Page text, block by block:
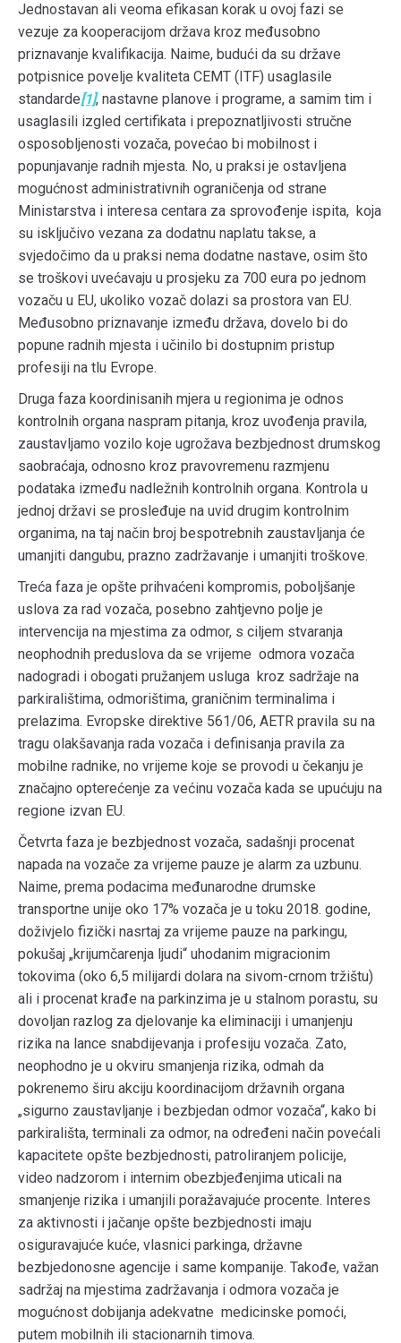
Jednostavan ali veoma efikasan korak u ovoj fazi se
vezuje za kooperacijom država kroz međusobno
priznavanje kvalifikacija. Naime, budući da su države
potpisnice povelje kvaliteta CEMT (ITF) usaglasile
standarde[1], nastavne planove i programe, a samim tim i
usaglasili izgled certifikata i prepoznatljivosti stručne
osposobljenosti vozača, povećao bi mobilnost i
popunjavanje radnih mjesta. No, u praksi je ostavljena
mogućnost administrativnih ograničenja od strane
Ministarstva i interesa centara za sprovođenje ispita, koja
su isključivo vezana za dodatnu naplatu takse, a
svjedočimo da u praksi nema dodatne nastave, osim što
se troškovi uvećavaju u prosjeku za 700 eura po jednom
vozaču u EU, ukoliko vozač dolazi sa prostora van EU.
Međusobno priznavanje između država, dovelo bi do
popune radnih mjesta i učinilo bi dostupnim pristup
profesiji na tlu Evrope.
Druga faza koordinisanih mjera u regionima je odnos
kontrolnih organa naspram pitanja, kroz uvođenja pravila,
zaustavljamo vozilo koje ugrožava bezbjednost drumskog
saobraćaja, odnosno kroz pravovremenu razmjenu
podataka između nadležnih kontrolnih organa. Kontrola u
jednoj državi se prosleđuje na uvid drugim kontrolnim
organima, na taj način broj bespotrebnih zaustavljanja će
umanjiti dangubu, prazno zadržavanje i umanjiti troškove.
Treća faza je opšte prihvaćeni kompromis, poboljšanje
uslova za rad vozača, posebno zahtjevno polje je
intervencija na mjestima za odmor, s ciljem stvaranja
neophodnih preduslova da se vrijeme odmora vozača
nadogradi i obogati pružanjem usluga kroz sadržaje na
parkiralištima, odmorištima, graničnim terminalima i
prelazima. Evropske direktive 561/06, AETR pravila su na
tragu olakšavanja rada vozača i definisanja pravila za
mobilne radnike, no vrijeme koje se provodi u čekanju je
značajno opterećenje za većinu vozača kada se upućuju na
regione izvan EU.
Četvrta faza je bezbjednost vozača, sadašnji procenat
napada na vozače za vrijeme pauze je alarm za uzbunu.
Naime, prema podacima međunarodne drumske
transportne unije oko 17% vozača je u toku 2018. godine,
doživjelo fizički nasrtaj za vrijeme pauze na parkingu,
pokušaj „krijumčarenja ljudi“ uhodanim migracionim
tokovima (oko 6,5 milijardi dolara na sivom-crnom tržištu)
ali i procenat krađe na parkinzima je u stalnom porastu, su
dovoljan razlog za djelovanje ka eliminaciji i umanjenju
rizika na lance snabdijevanja i profesiju vozača. Zato,
neophodno je u okviru smanjenja rizika, odmah da
pokrenemo širu akciju koordinacijom državnih organa
„sigurno zaustavljanje i bezbjedan odmor vozača“, kako bi
parkirališta, terminali za odmor, na određeni način povećali
kapacitete opšte bezbjednosti, patroliranjem policije,
video nadzorom i internim obezbjeđenjima uticali na
smanjenje rizika i umanjili poražavajuće procente. Interes
za aktivnosti i jačanje opšte bezbjednosti imaju
osiguravajuće kuće, vlasnici parkinga, državne
bezbjedonosne agencije i same kompanije. Takođe, važan
sadržaj na mjestima zadržavanja i odmora vozača je
mogućnost dobijanja adekvatne medicinske pomoći,
putem mobilnih ili stacionarnih timova.